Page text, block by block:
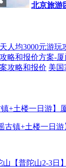
北京旅游
人均3000元游玩
略和报价方案-
攻略和报价 美国
古镇+土楼一日游
山【普陀山2-3日